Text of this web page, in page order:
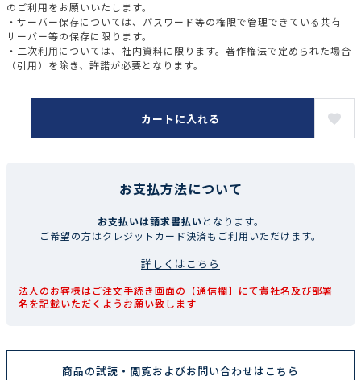
のご利用をお願いいたします。
・サーバー保存については、パスワード等の権限で管理できている共有
サーバー等の保存に限ります。
・二次利用については、社内資料に限ります。著作権法で定められた場合
（引用）を除き、許諾が必要となります。
カートに入れる
お支払方法について
お支払いは請求書払いとなります。
ご希望の方はクレジットカード決済もご利用いただけます。
詳しくはこちら
法人のお客様はご注文手続き画面の【通信欄】にて貴社名及び部署
名を記載いただくようお願い致します
商品の試読・閲覧およびお問い合わせはこちら